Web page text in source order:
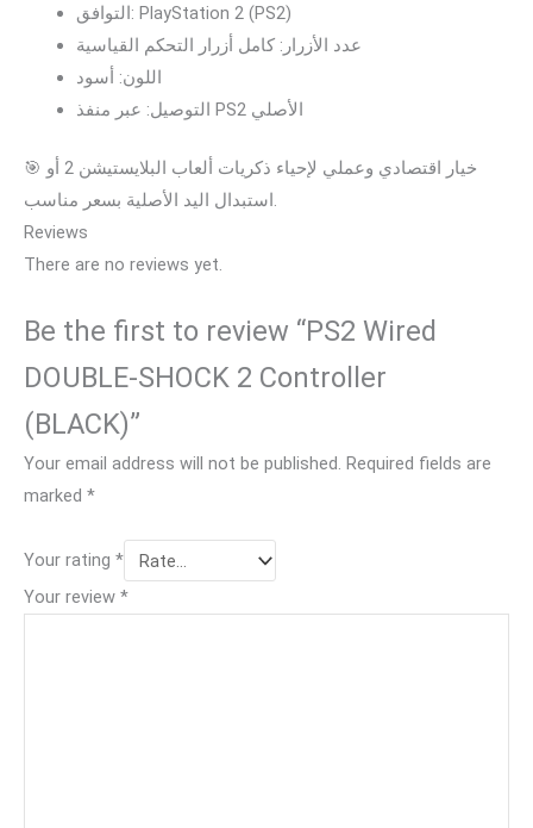
التوافق: PlayStation 2 (PS2)
عدد الأزرار: كامل أزرار التحكم القياسية
اللون: أسود
التوصيل: عبر منفذ PS2 الأصلي
🎯 خيار اقتصادي وعملي لإحياء ذكريات ألعاب البلايستيشن 2 أو
Reviews
There are no reviews yet.
Be the first to review “PS2 Wired
DOUBLE-SHOCK 2 Controller
(BLACK)”
Your email address will not be published. Required fields are
marked *
Your rating *
Your review *